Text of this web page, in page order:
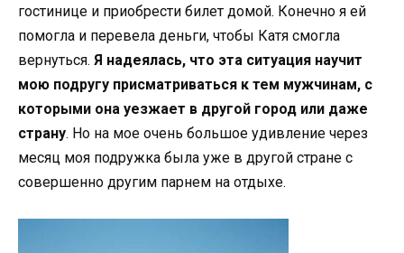
гостинице и приобрести билет домой. Конечно я ей
помогла и перевела деньги, чтобы Катя смогла
вернуться. Я надеялась, что эта ситуация научит
мою подругу присматриваться к тем мужчинам, с
которыми она уезжает в другой город или даже
страну. Но на мое очень большое удивление через
месяц моя подружка была уже в другой стране с
совершенно другим парнем на отдыхе.